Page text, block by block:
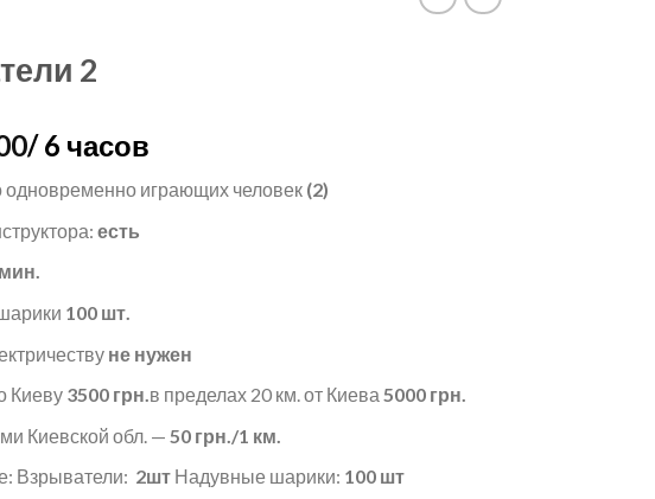
2
/ 6 часов
одновременно играющих человек (2)
есть
100 шт.
не нужен
Киеву 3500 грн.в пределах 20 км. от Киева 5000 грн.
Киевской обл. — 50грн./1 км.
Взрыватели: 2штНадувные шарики: 100 шт